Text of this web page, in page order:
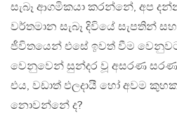
සැබෑ ආගමිකයා කරන්නේ, අප
වර්තමාන සැබෑ දිවියේ සැපතින්
ජීවිතයෙන් එසේ ඉවත් වීම
වෙනුවෙන් සුන්දර වූ අසරණ
එය, වඩාත් ඵලදායී හෝ අවම
නොවන්නේ ද?